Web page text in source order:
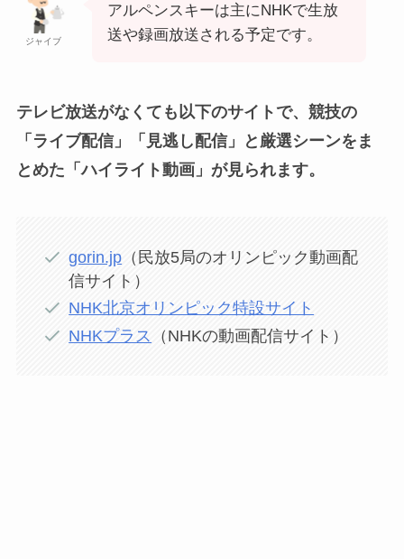
ジャイブ
アルペンスキーは主にNHKで生放
送や録画放送される予定です。
テレビ放送がなくても以下のサイトで、競技の
「ライブ配信」「見逃し配信」と厳選シーンをま
とめた「ハイライト動画」が見られます。
gorin.jp （民放5局のオリンピック動画配
信サイト）
NHK北京オリンピック特設サイト
NHKプラス
（NHKの動画配信サイト）